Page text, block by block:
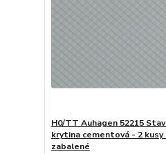
H0/TT Auhagen 52215
krytina cementová - 2 kusy
zabalené